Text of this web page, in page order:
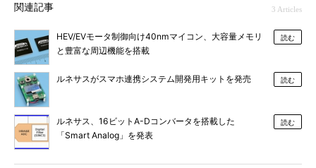
関連記事 3 Articles
HEV/EVモータ制御向け40nmマイコン、大容量メモリ
と豊富な周辺機能を搭載
読む
ルネサスがスマホ連携システム開発用キットを発売 読む
ルネサス、16ビットA-Dコンバータを搭載した
「Smart Analog」を発表
読む